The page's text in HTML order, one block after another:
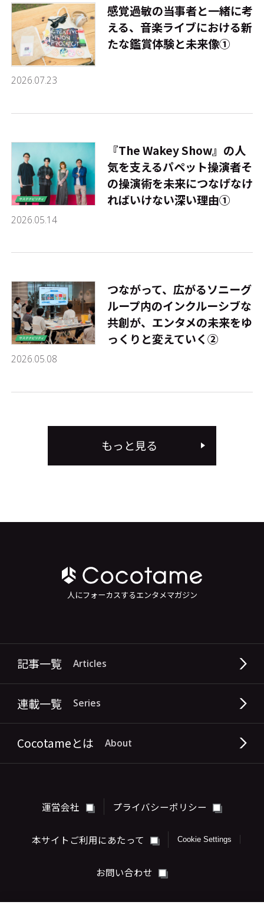
2026.07.23
感覚過敏の当事者と一緒に考
える、音楽ライブにおける新
たな鑑賞体験と未来像①
2026.05.14
『The Wakey Show』の人
気を支えるパペット操演者――そ
の操演術を未来につなげなけ
ればいけない深い理由①
2026.05.08
つながって、広がる――ソニーグ
ループ内のインクルーシブな
共創が、エンタメの未来をゆ
っくりと変えていく②
もっと見る
人にフォーカスするエンタメマガジン
記事一覧 Articles
連載一覧 Series
Cocotameとは About
運営会社 プライバシーポリシー
本サイトご利用にあたって Cookie Settings
お問い合わせ